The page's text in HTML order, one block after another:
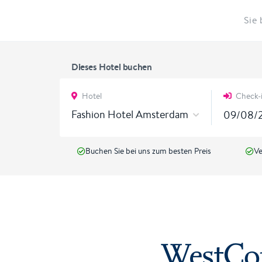
Sie
Dieses Hotel buchen
Hotel
Fashion Hotel Amsterdam
Buchen Sie bei uns zum besten Preis